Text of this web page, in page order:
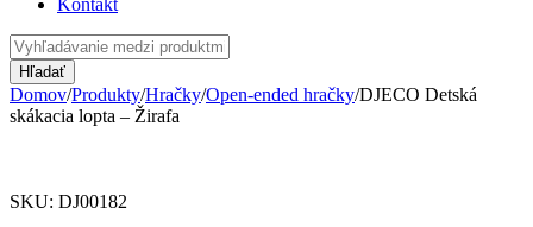
Kontakt
Domov/Produkty/Hračky/Open-ended hračky/DJECO Detská
skákacia lopta – Žirafa
SKU: DJ00182